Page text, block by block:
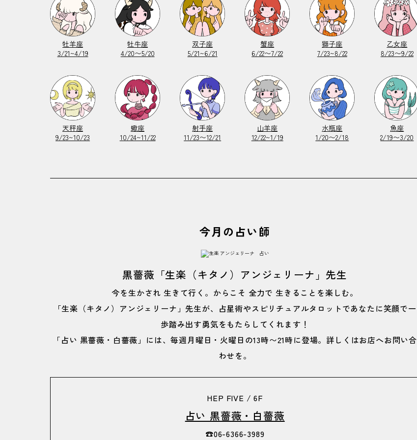
牡羊座
3/21~4/19
牡牛座
4/20〜5/20
双子座
5/21~6/21
蟹座
6/22〜7/22
獅子座
7/23~8/22
乙女座
8/23〜9/22
天秤座
9/23~10/23
蠍座
10/24~11/22
射手座
11/23〜12/21
山羊座
12/22~1/19
水瓶座
1/20〜2/18
魚座
2/19〜3/20
今月の占い師
黒薔薇「生楽（キタノ）アンジェリーナ」先生
今を生かされ 生きて行く。からこそ 全力で 生きることを楽しむ。
「生楽（キタノ）アンジェリーナ」先生が、占星術やスピリチュアルタロットであなたに笑顔で一
歩踏み出す勇気をもたらしてくれます！
「占い 黒薔薇・白薔薇」には、毎週月曜日・火曜日の13時〜21時に登場。詳しくはお店へお問い合
わせを。
HEP FIVE / 6F
占い 黒薔薇・白薔薇
☎︎06-6366-3989